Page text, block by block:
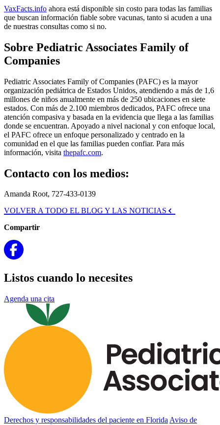
VaxFacts.info ahora está disponible sin costo para todas las familias
que buscan información fiable sobre vacunas, tanto si acuden a una
de nuestras consultas como si no.
Sobre Pediatric Associates Family of
Companies
Pediatric Associates Family of Companies (PAFC) es la mayor
organización pediátrica de Estados Unidos, atendiendo a más de 1,6
millones de niños anualmente en más de 250 ubicaciones en siete
estados. Con más de 2.100 miembros dedicados, PAFC ofrece una
atención compasiva y basada en la evidencia que llega a las familias
donde se encuentran. Apoyado a nivel nacional y con enfoque local,
el PAFC ofrece un enfoque personalizado y centrado en la
comunidad en el que las familias pueden confiar. Para más
información, visita thepafc.com.
Contacto con los medios:
Amanda Root, 727-433-0139
VOLVER A TODO EL BLOG Y LAS NOTICIAS
Compartir
Listos cuando lo necesites
Agenda una cita
Derechos y responsabilidades del paciente en Florida Aviso de